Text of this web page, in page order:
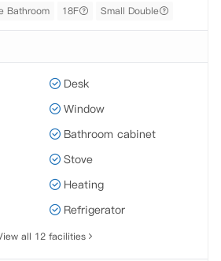
Bathroom
18F Small Double
Desk
Window
Bathroom cabinet
Stove
Heating
Refrigerator
all 12 facilities